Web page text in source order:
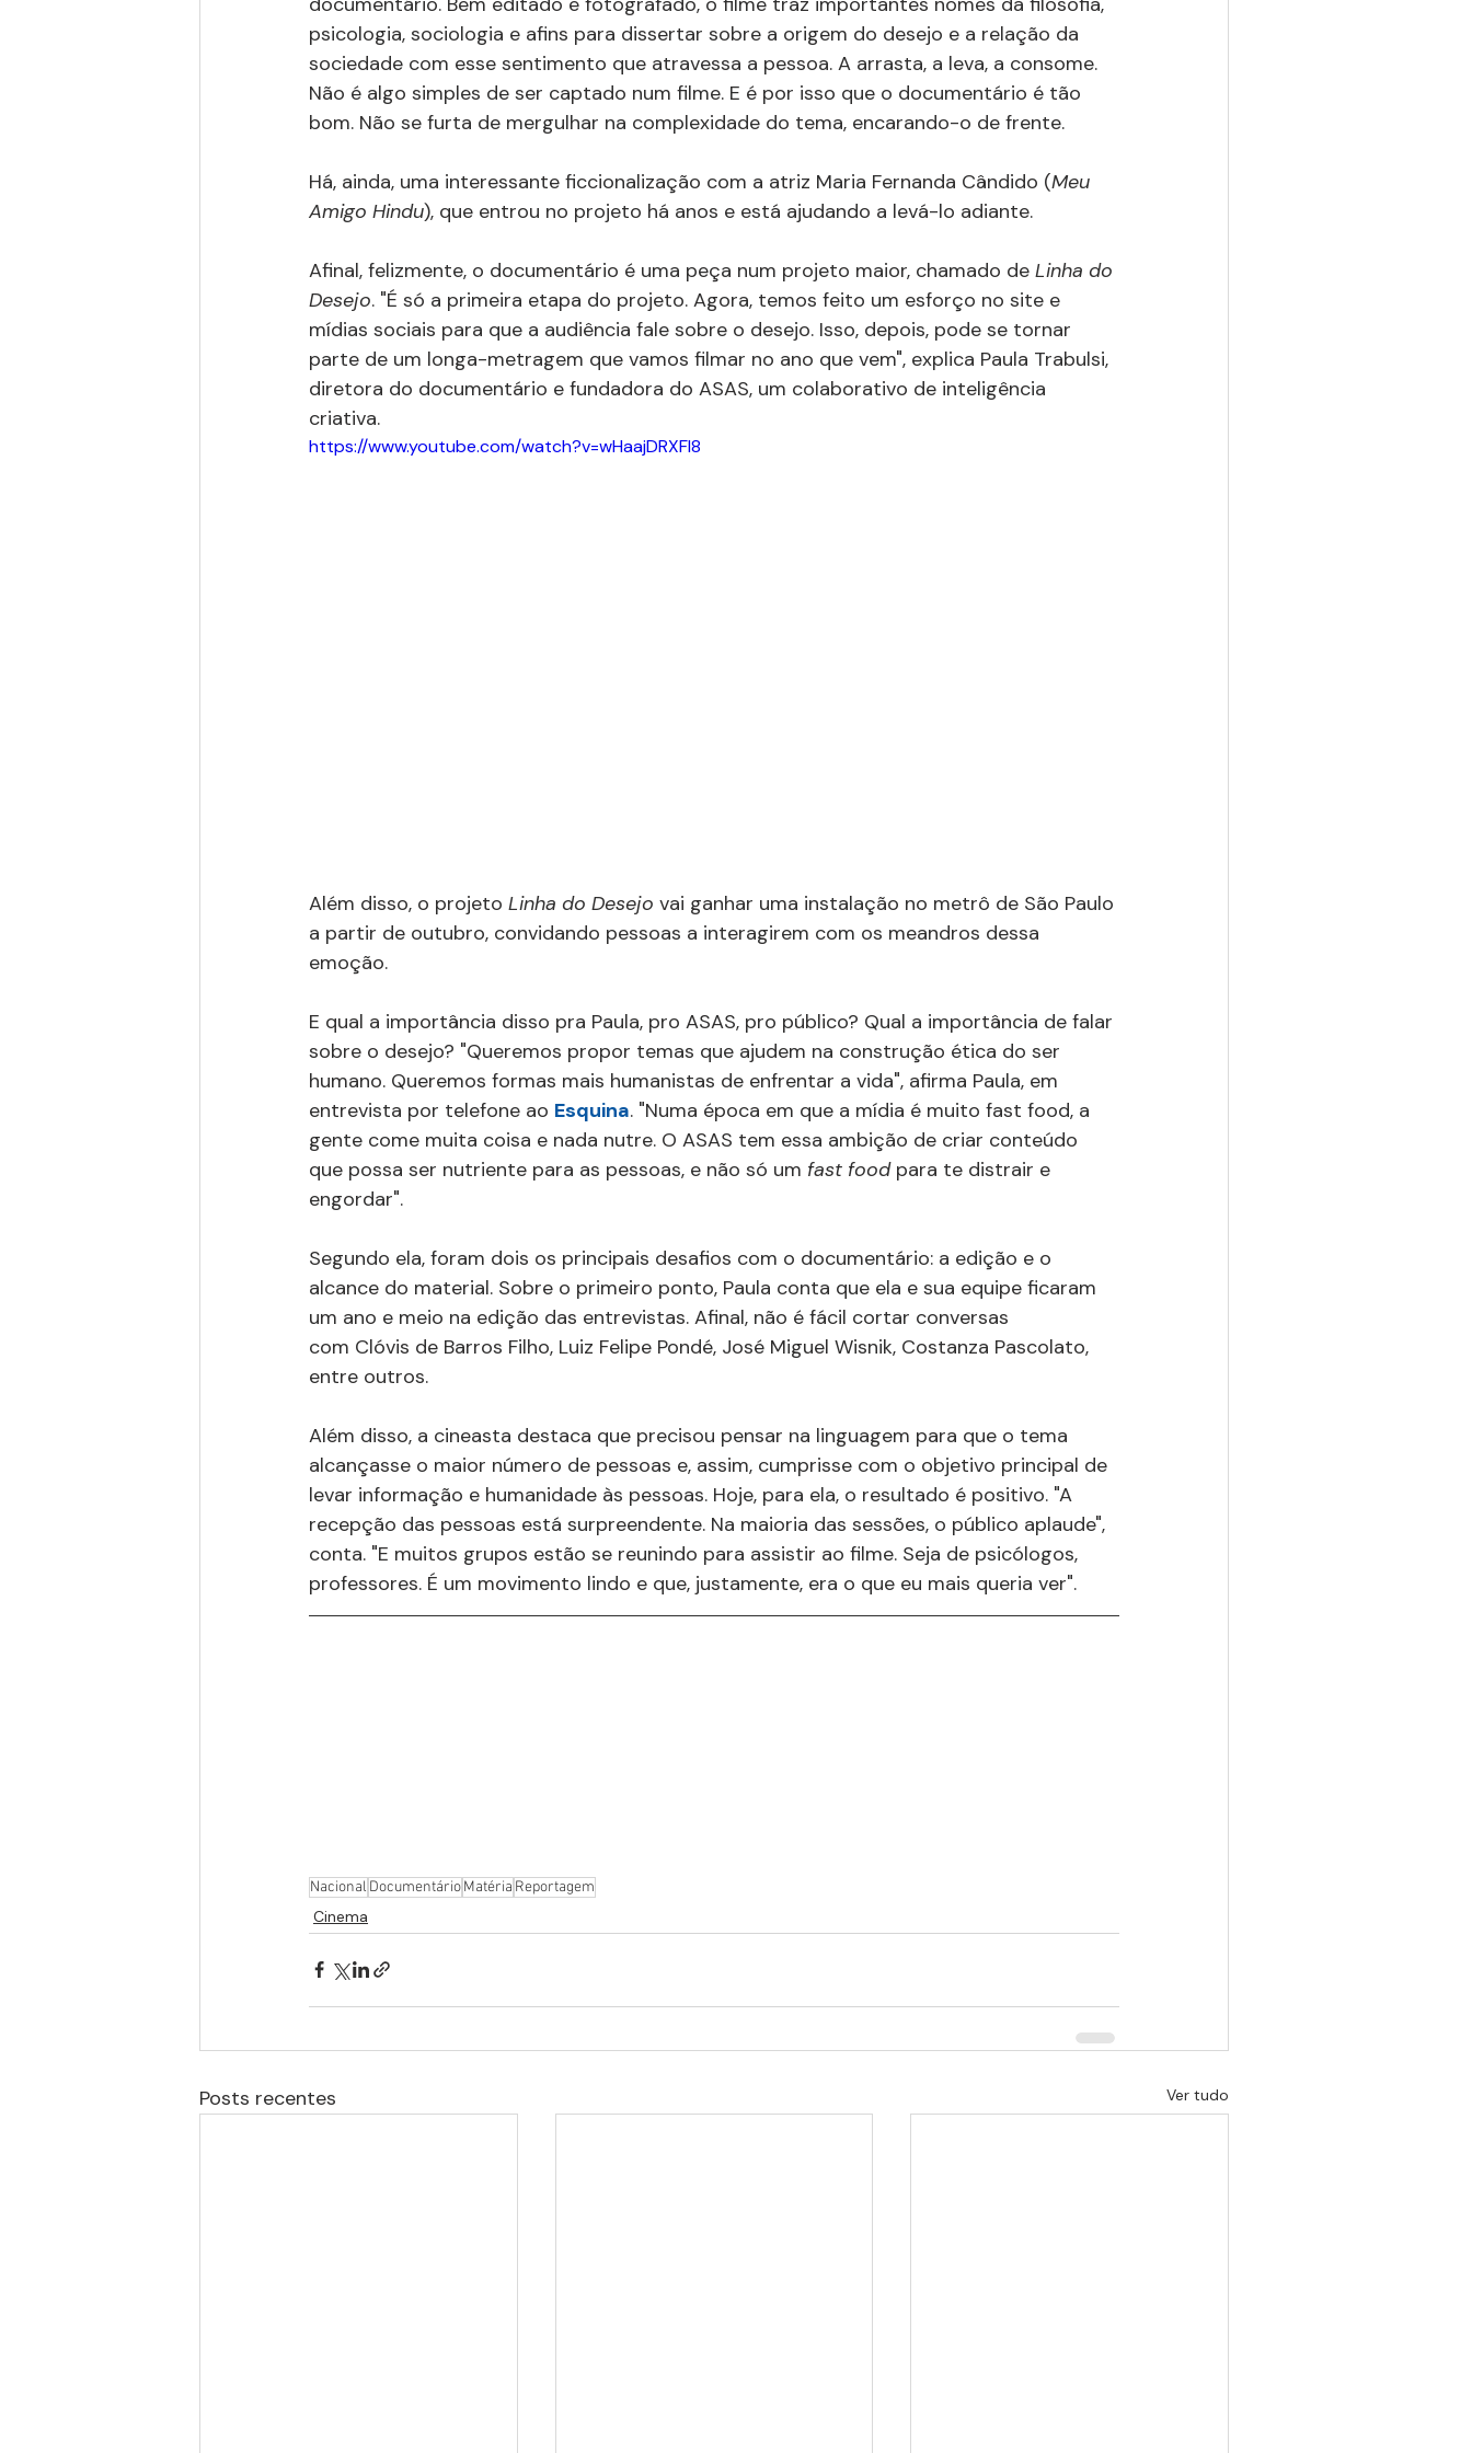
psicologia, sociologia e afins para dissertar sobre a origem do desejo e a relação da
sociedade com esse sentimento que atravessa a pessoa. A arrasta, a leva, a consome.
Não é algo simples de ser captado num filme. E é por isso que o documentário é tão
bom. Não se furta de mergulhar na complexidade do tema, encarando-o de frente.
Há, ainda, uma interessante ficcionalização com a atriz Maria Fernanda Cândido (Meu
Amigo Hindu), que entrou no projeto há anos e está ajudando a levá-lo adiante.
Afinal, felizmente, o documentário é uma peça num projeto maior, chamado de Linha do
Desejo. "É só a primeira etapa do projeto. Agora, temos feito um esforço no site e
mídias sociais para que a audiência fale sobre o desejo. Isso, depois, pode se tornar
parte de um longa-metragem que vamos filmar no ano que vem", explica Paula Trabulsi,
diretora do documentário e fundadora do ASAS, um colaborativo de inteligência
criativa.
https://www.youtube.com/watch?v=wHaajDRXFI8
Além disso, o projeto Linha do Desejo vai ganhar uma instalação no metrô de São Paulo
a partir de outubro, convidando pessoas a interagirem com os meandros dessa
emoção.
E qual a importância disso pra Paula, pro ASAS, pro público? Qual a importância de falar
sobre o desejo? "Queremos propor temas que ajudem na construção ética do ser
humano. Queremos formas mais humanistas de enfrentar a vida", afirma Paula, em
entrevista por telefone ao Esquina. "Numa época em que a mídia é muito fast food, a
gente come muita coisa e nada nutre. O ASAS tem essa ambição de criar conteúdo
que possa ser nutriente para as pessoas, e não só um fast food para te distrair e
engordar".
Segundo ela, foram dois os principais desafios com o documentário: a edição e o
alcance do material. Sobre o primeiro ponto, Paula conta que ela e sua equipe ficaram
um ano e meio na edição das entrevistas. Afinal, não é fácil cortar conversas
com Clóvis de Barros Filho, Luiz Felipe Pondé, José Miguel Wisnik, Costanza Pascolato,
entre outros.
Além disso, a cineasta destaca que precisou pensar na linguagem para que o tema
alcançasse o maior número de pessoas e, assim, cumprisse com o objetivo principal de
levar informação e humanidade às pessoas. Hoje, para ela, o resultado é positivo. "A
recepção das pessoas está surpreendente. Na maioria das sessões, o público aplaude",
conta. "E muitos grupos estão se reunindo para assistir ao filme. Seja de psicólogos,
professores. É um movimento lindo e que, justamente, era o que eu mais queria ver".
Nacional DocumentárioMatéria Reportagem
Cinema
Posts recentes Ver tudo